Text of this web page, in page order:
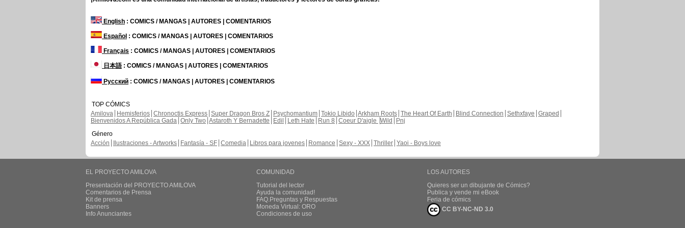
English : COMICS / MANGAS | AUTORES | COMENTARIOS
Español : COMICS / MANGAS | AUTORES | COMENTARIOS
Français : COMICS / MANGAS | AUTORES | COMENTARIOS
日本語: COMICS / MANGAS | AUTORES | COMENTARIOS
Русский : COMICS / MANGAS | AUTORES | COMENTARIOS
TOP CÓMICS
Amilova
Hemisferios Chronoctis Express Super Dragon Bros Z Psychomantium Tokio Libido Arkham Roots The Heart Of Earth Blind Connection Sethxfaye Graped
Bienvenidos A República Gada Only Two Astaroth Y Bernadette Edil Leth Hate Run 8 Coeur D'aigle Wild
Pnj
Género
Acción
Ilustraciones - Artworks Fantasía - SF Comedia Libros para jovenes Romance Sexy - XXX Thriller Yaoi - Boys love
EL PROYECTO AMILOVA
Presentación del PROYECTO AMILOVA
Comentarios de Prensa
Kit de prensa
Banners
Info Anunciantes
COMUNIDAD
Tutorial del lector
Ayuda la comunidad!
FAQ.Preguntas y Respuestas
Moneda Virtual: ORO
Condiciones de uso
LOS AUTORES
Quieres ser un dibujante de Cómics?
Publica y vende mi eBook
Feria de cómics
CC BY-NC-ND 3.0